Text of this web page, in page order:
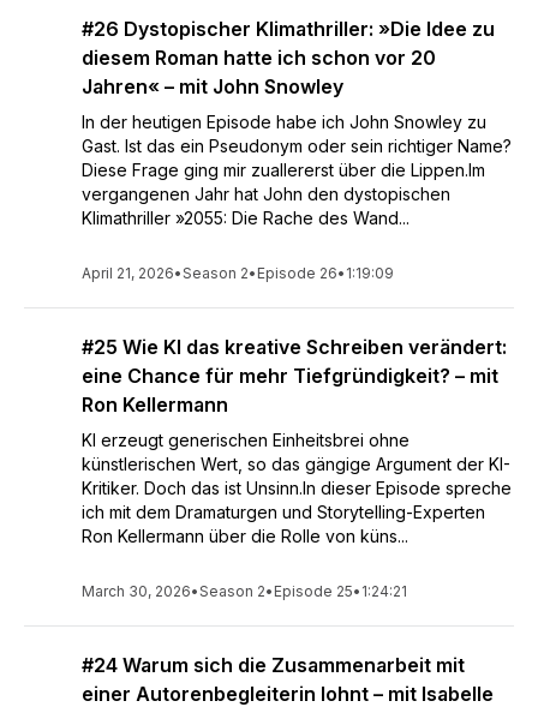
#26 Dystopischer Klimathriller: »Die Idee zu
diesem Roman hatte ich schon vor 20
Jahren« – mit John Snowley
In der heutigen Episode habe ich John Snowley zu
Gast. Ist das ein Pseudonym oder sein richtiger Name?
Diese Frage ging mir zuallererst über die Lippen.Im
vergangenen Jahr hat John den dystopischen
Klimathriller »2055: Die Rache des Wand...
April 21, 2026•Season 2• Episode 26• 1:19:09
#25 Wie KI das kreative Schreiben verändert:
eine Chance für mehr Tiefgründigkeit? – mit
Ron Kellermann
KI erzeugt generischen Einheitsbrei ohne
künstlerischen Wert, so das gängige Argument der KI-
Kritiker. Doch das ist Unsinn.In dieser Episode spreche
ich mit dem Dramaturgen und Storytelling-Experten
Ron Kellermann über die Rolle von küns...
March 30, 2026•Season 2• Episode 25• 1:24:21
#24 Warum sich die Zusammenarbeit mit
einer Autorenbegleiterin lohnt – mit Isabelle